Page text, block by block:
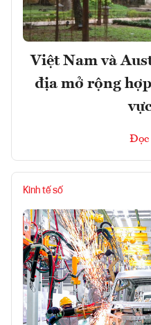
Việt Nam và
địa mở rộng
Đọc
Kinh tế số